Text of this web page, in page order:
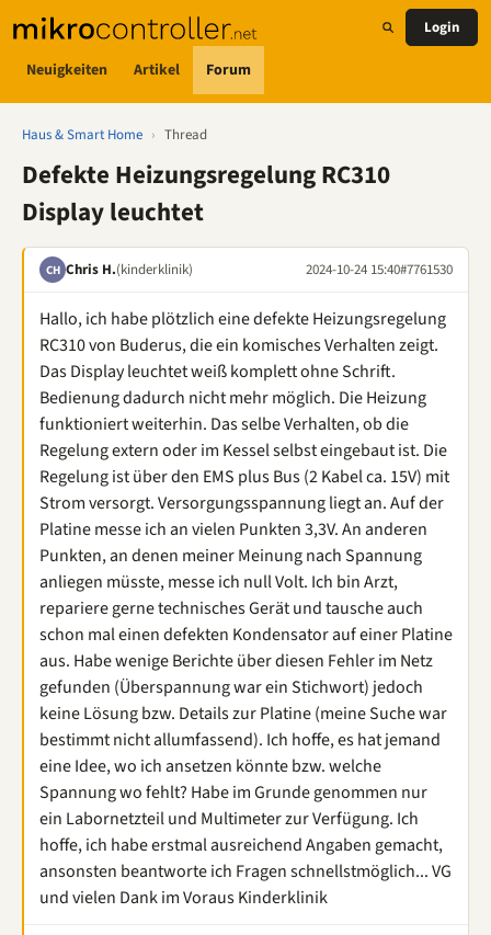
Neuigkeiten Artikel Forum
Login
Haus & Smart Home › Thread
Defekte Heizungsregelung RC310
Display leuchtet
CH Chris H.(kinderklinik) 2024-10-24 15:40#7761530
Hallo, ich habe plötzlich eine defekte Heizungsregelung
RC310 von Buderus, die ein komisches Verhalten zeigt.
Das Display leuchtet weiß komplett ohne Schrift.
Bedienung dadurch nicht mehr möglich. Die Heizung
funktioniert weiterhin. Das selbe Verhalten, ob die
Regelung extern oder im Kessel selbst eingebaut ist. Die
Regelung ist über den EMS plus Bus (2 Kabel ca. 15V) mit
Strom versorgt. Versorgungsspannung liegt an. Auf der
Platine messe ich an vielen Punkten 3,3V. An anderen
Punkten, an denen meiner Meinung nach Spannung
anliegen müsste, messe ich null Volt. Ich bin Arzt,
repariere gerne technisches Gerät und tausche auch
schon mal einen defekten Kondensator auf einer Platine
aus. Habe wenige Berichte über diesen Fehler im Netz
gefunden (Überspannung war ein Stichwort) jedoch
keine Lösung bzw. Details zur Platine (meine Suche war
bestimmt nicht allumfassend). Ich hoffe, es hat jemand
eine Idee, wo ich ansetzen könnte bzw. welche
Spannung wo fehlt? Habe im Grunde genommen nur
ein Labornetzteil und Multimeter zur Verfügung. Ich
hoffe, ich habe erstmal ausreichend Angaben gemacht,
ansonsten beantworte ich Fragen schnellstmöglich... VG
und vielen Dank im Voraus Kinderklinik